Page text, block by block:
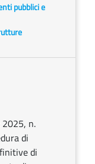
pubblici e
n.
di
di